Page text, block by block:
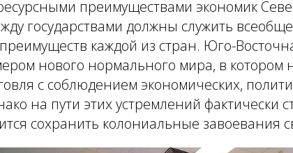
преимуществами экономик
государствами должны служить
каждой из стран. Юго-
нового нормального мира, в котором
с соблюдением экономических,
на пути этих устремлений фактически
сохранить колониальные завоевания